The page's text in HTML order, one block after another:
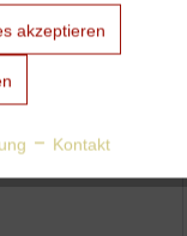
Aktiv
akzeptieren
Kontakt